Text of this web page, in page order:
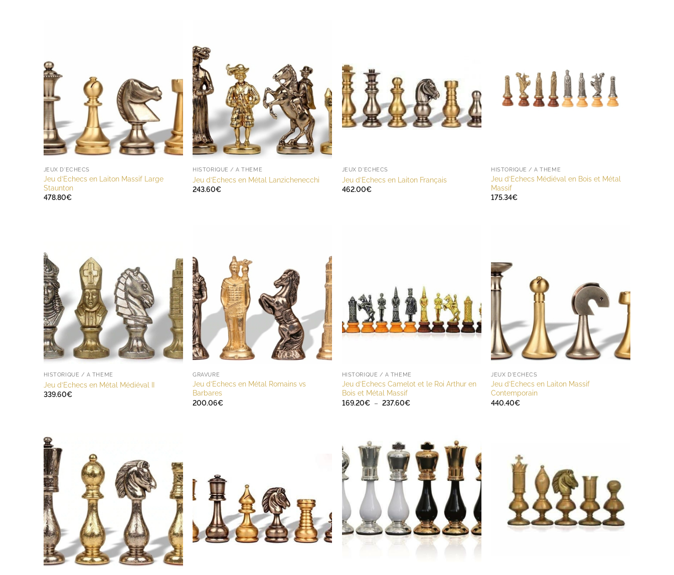
JEUX D'ECHECS
Jeu d’Echecs en Laiton Massif Large
Staunton
478.80€
HISTORIQUE / A THÈME
Jeu d’Echecs en Métal Lanzichenecchi
243.60€
JEUX D'ECHECS
Jeu d’Echecs en Laiton Français
462.00€
HISTORIQUE / A THÈME
Jeu d’Echecs Médiéval en Bois et Métal
Massif
175.34€
HISTORIQUE / A THÈME
Jeu d’Echecs en Métal Médiéval II
339.60€
GRAVURE
Jeu d’Echecs en Métal Romains vs
Barbares
200.06€
HISTORIQUE / A THÈME
Jeu d’Echecs Camelot et le Roi Arthur en
Bois et Métal Massif
169.20€ – 237.60€Plage
JEUX D'ECHECS
Jeu d’Echecs en Laiton Massif
Contemporain
440.40€